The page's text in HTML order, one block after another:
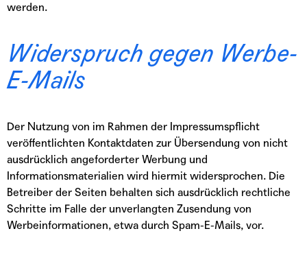
werden.
Widerspruch gegen Werbe-
E-Mails
Der Nutzung von im Rahmen der Impressumspflicht
veröffentlichten Kontaktdaten zur Übersendung von nicht
ausdrücklich angeforderter Werbung und
Informationsmaterialien wird hiermit widersprochen. Die
Betreiber der Seiten behalten sich ausdrücklich rechtliche
Schritte im Falle der unverlangten Zusendung von
Werbeinformationen, etwa durch Spam-E-Mails, vor.